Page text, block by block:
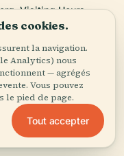
Visiting Hours,
Historical Site,
Nuremberg: Hours,
2023,
cookies.
la navigation.
Analytics) nous
— agrégés
Vous pouvez
le pied de page.
Tout accepter